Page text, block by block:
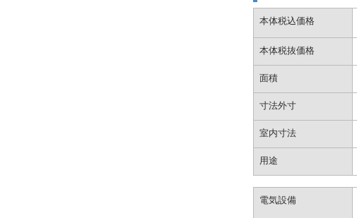
本体税込価格
本体税抜価格
面積
寸法外寸
室内寸法
用途
電気設備